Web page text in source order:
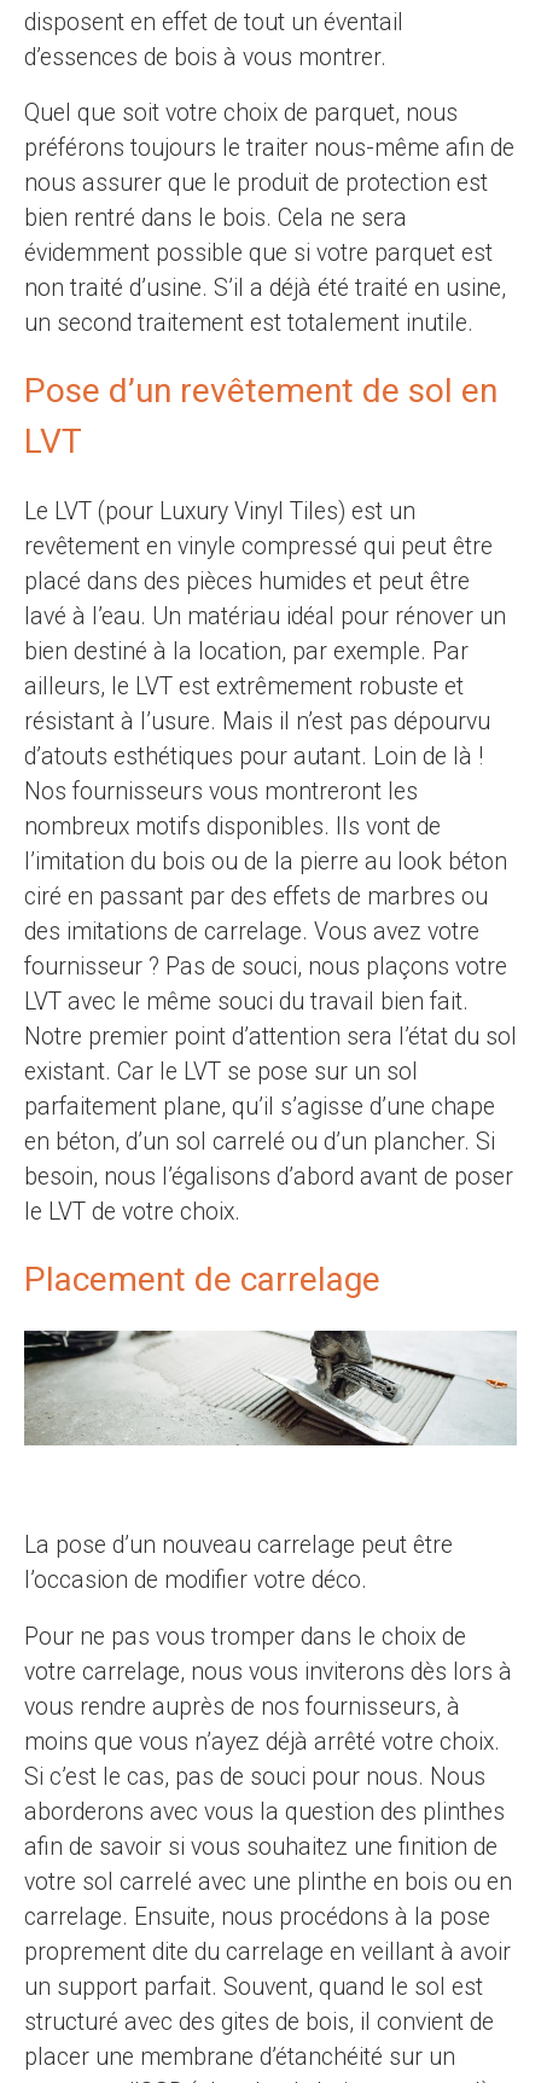
disposent en effet de tout un éventail
d’essences de bois à vous montrer.
Quel que soit votre choix de parquet, nous
préférons toujours le traiter nous-même afin de
nous assurer que le produit de protection est
bien rentré dans le bois. Cela ne sera
évidemment possible que si votre parquet est
non traité d’usine. S’il a déjà été traité en usine,
un second traitement est totalement inutile.
Pose d’un revêtement de sol en
LVT
Le LVT (pour Luxury Vinyl Tiles) est un
revêtement en vinyle compressé qui peut être
placé dans des pièces humides et peut être
lavé à l’eau. Un matériau idéal pour rénover un
bien destiné à la location, par exemple. Par
ailleurs, le LVT est extrêmement robuste et
résistant à l’usure. Mais il n’est pas dépourvu
d’atouts esthétiques pour autant. Loin de là !
Nos fournisseurs vous montreront les
nombreux motifs disponibles. Ils vont de
l’imitation du bois ou de la pierre au look béton
ciré en passant par des effets de marbres ou
des imitations de carrelage. Vous avez votre
fournisseur ? Pas de souci, nous plaçons votre
LVT avec le même souci du travail bien fait.
Notre premier point d’attention sera l’état du sol
existant. Car le LVT se pose sur un sol
parfaitement plane, qu’il s’agisse d’une chape
en béton, d’un sol carrelé ou d’un plancher. Si
besoin, nous l’égalisons d’abord avant de poser
le LVT de votre choix.
Placement de carrelage
La pose d’un nouveau carrelage peut être
l’occasion de modifier votre déco.
Pour ne pas vous tromper dans le choix de
votre carrelage, nous vous inviterons dès lors à
vous rendre auprès de nos fournisseurs, à
moins que vous n’ayez déjà arrêté votre choix.
Si c’est le cas, pas de souci pour nous. Nous
aborderons avec vous la question des plinthes
afin de savoir si vous souhaitez une finition de
votre sol carrelé avec une plinthe en bois ou en
carrelage. Ensuite, nous procédons à la pose
proprement dite du carrelage en veillant à avoir
un support parfait. Souvent, quand le sol est
structuré avec des gites de bois, il convient de
placer une membrane d’étanchéité sur un